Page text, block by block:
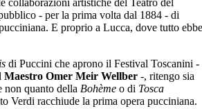
- per la prima volta dal 1884 - di
E proprio a Lucca, dove tutto ebbe
di Puccini che aprono il Festival Toscanini -
Maestro Omer Meir Wellber -, ritengo sia
non quanto della Bohème o di Tosca
Verdi racchiude la prima opera pucciniana.